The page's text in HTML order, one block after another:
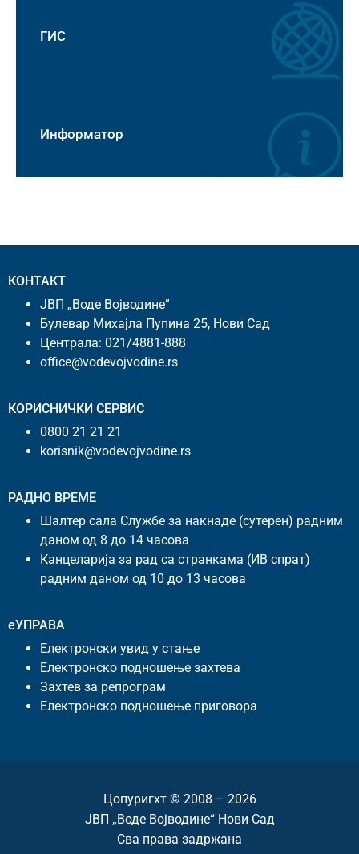
ГИС
Информатор
КОНТАКТ
ЈВП „Воде Војводине”
Булевар Михајла Пупина 25, Нови Сад
Централа: 021/4881-888
office@vodevojvodine.rs
КОРИСНИЧКИ СЕРВИС
0800 21 21 21
korisnik@vodevojvodine.rs
РАДНО ВРЕМЕ
Шалтер сала Службе за накнаде (сутерен) радним
даном од 8 до 14 часова
Канцеларија за рад са странкама (ИВ спрат)
радним даном од 10 до 13 часова
еУПРАВА
Електронски увид у стање
Електронско подношење захтева
Захтев за репрограм
Електронско подношење приговора
Цопyригхт © 2008 – 2026
ЈВП „Воде Војводине“ Нови Сад
Сва права задржана